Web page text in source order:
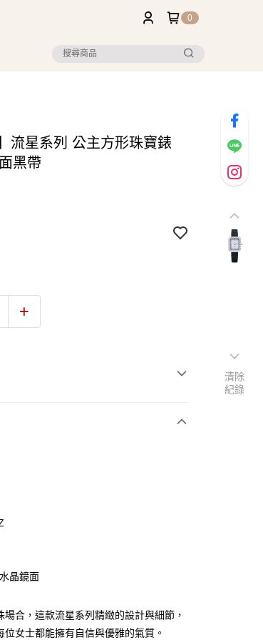
0
流星系列 公主方形珠寶錶
黑帶
晶鏡面
合，這款流星系列精緻的設計與細節，
女士都能擁有自信與優雅的氣質。
清除
紀錄